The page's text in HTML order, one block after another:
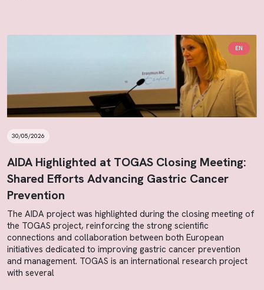
EN
AIDA Highlighted at TOGAS Closing Meeting:
Shared Efforts Advancing Gastric Cancer
Prevention
The AIDA project was highlighted during the closing meeting of
the TOGAS project, reinforcing the strong scientific
connections and collaboration between both European
initiatives dedicated to improving gastric cancer prevention
and management. TOGAS is an international research project
with several
30/05/2026